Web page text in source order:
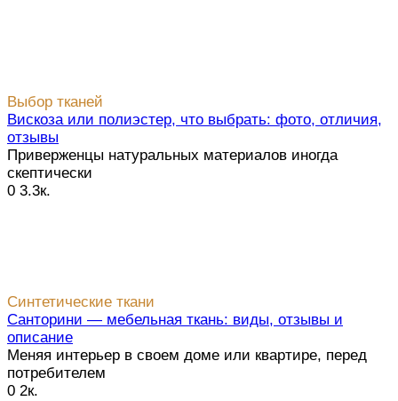
Выбор тканей
Вискоза или полиэстер, что выбрать: фото, отличия,
отзывы
Приверженцы натуральных материалов иногда
скептически
0 3.3к.
Синтетические ткани
Санторини — мебельная ткань: виды, отзывы и
описание
Меняя интерьер в своем доме или квартире, перед
потребителем
0 2к.